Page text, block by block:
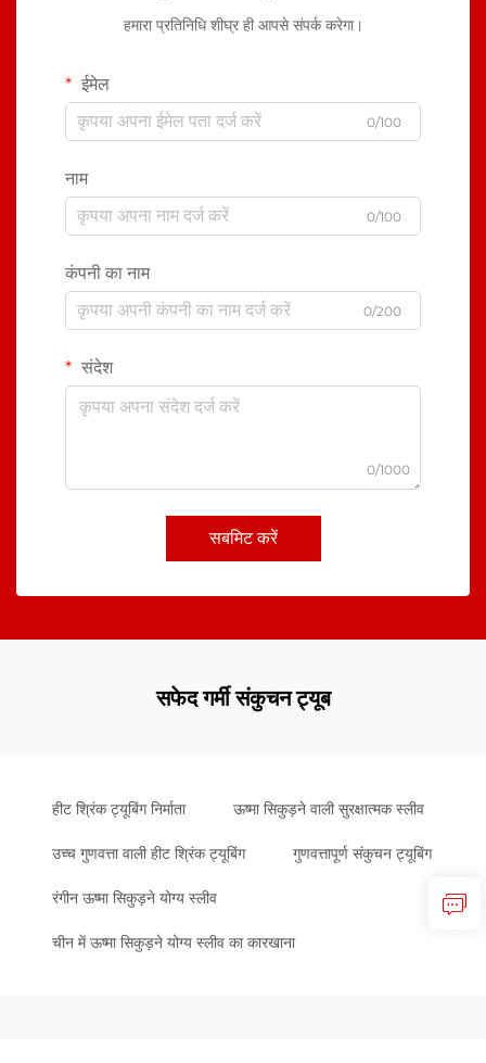
हमारा प्रतिनिधि शीघ्र ही आपसे संपर्क करेगा।
ईमेल
0/100
नाम
0/100
कंपनी का नाम
0/200
संदेश
0/1000
सबमिट करें
सफेद गर्मी संकुचन ट्यूब
हीट श्रिंक ट्यूबिंग निर्माता ऊष्मा सिकुड़ने वाली सुरक्षात्मक स्लीव
उच्च गुणवत्ता वाली हीट श्रिंक ट्यूबिंग गुणवत्तापूर्ण संकुचन ट्यूबिंग
रंगीन ऊष्मा सिकुड़ने योग्य स्लीव
चीन में ऊष्मा सिकुड़ने योग्य स्लीव का कारखाना